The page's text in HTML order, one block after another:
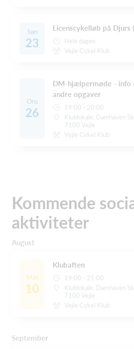
Søn
23
Licenscykelløb på Djurs
Hele dagen
Vejle Cykel Klub
Ons
26
DM-hjælpermøde - info
andre opgaver
19:00 - 20:00
Klublokale, Damhaven
7100 Vejle
Vejle Cykel Klub
Kommende
aktiviteter
August
Man
10
Klubaften
19:00 - 21:00
Klublokale, Damhaven
7100 Vejle
Vejle Cykel Klub
September